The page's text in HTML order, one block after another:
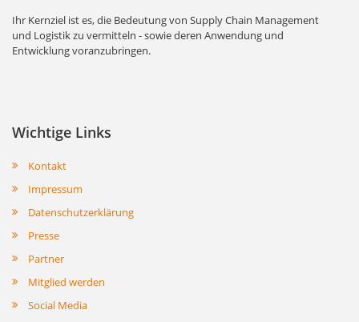
Ihr Kernziel ist es, die Bedeutung von Supply Chain Management
und Logistik zu vermitteln - sowie deren Anwendung und
Entwicklung voranzubringen.
Wichtige Links
Kontakt
Impressum
Datenschutzerklärung
Presse
Partner
Mitglied werden
Social Media